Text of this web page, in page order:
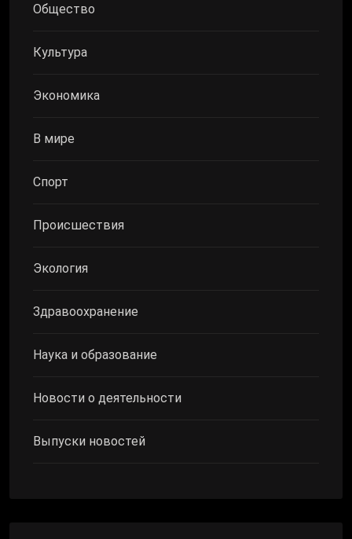
Общество
Культура
Экономика
В мире
Спорт
Происшествия
Экология
Здравоохранение
Наука и образование
Новости о деятельности
Выпуски новостей